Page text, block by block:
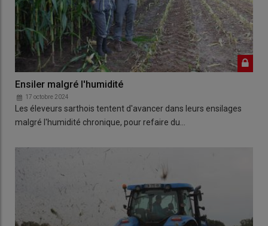
Ensiler malgré l'humidité
17 octobre 2024
Les éleveurs sarthois tentent d'avancer dans leurs ensilages
malgré l'humidité chronique, pour refaire du…